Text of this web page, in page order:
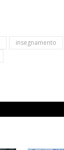
insegnamento